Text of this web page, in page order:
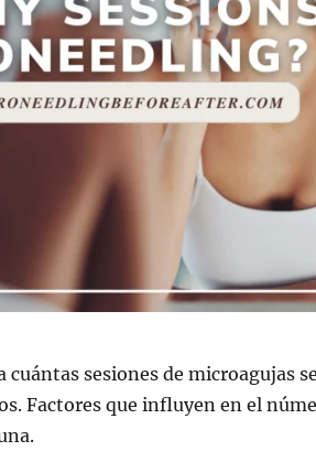
cuántas sesiones de microagujas
Factores que influyen en el